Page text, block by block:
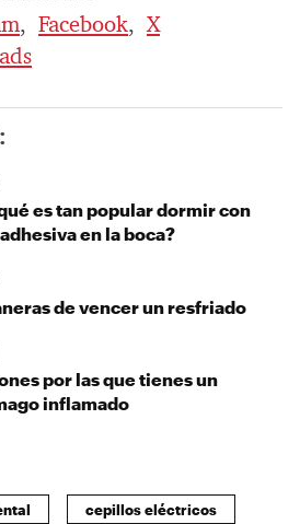
, Facebook,X
es tan popular dormir con
en la boca?
de vencer un resfriado
por las que tienes un
inflamado
cepillos eléctricos